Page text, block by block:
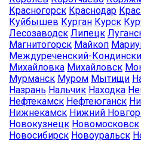
Красногорск Краснодар
Куйбышев Курган Курск
Лесозаводск Липецк
Магнитогорск Майкоп
Междуреченский-
Михайловка Михайловск
Мурманск Муром Мытищи
Назрань Нальчик Находка
Нефтекамск Нефтеюганск
Нижнекамск Нижний
Новокузнецк Новомосковск
Новосибирск Новоуральск